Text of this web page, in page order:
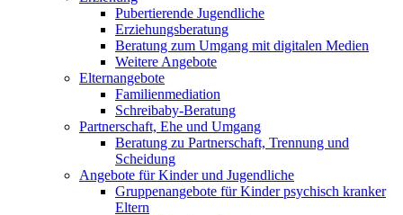
Pubertierende Jugendliche
Erziehungsberatung
Beratung zum Umgang mit digitalen Medien
Weitere Angebote
Elternangebote
Familienmediation
Schreibaby-Beratung
Partnerschaft, Ehe und Umgang
Beratung zu Partnerschaft, Trennung und
Scheidung
Angebote für Kinder und Jugendliche
Gruppenangebote für Kinder psychisch kranker
Eltern